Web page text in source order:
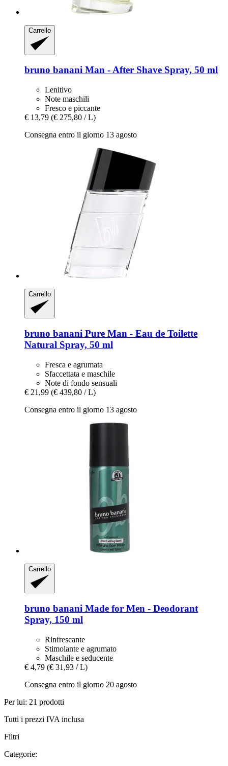
Carrello
bruno banani Man -​ After Shave Spray, 50 ml
Lenitivo
Note maschili
Fresco e piccante
€ 13,79 (€ 275,80 / L)
Consegna entro il giorno 13 agosto
Carrello
bruno banani Pure Man -​ Eau de Toilette
Natural Spray, 50 ml
Fresca e agrumata
Sfaccettata e maschile
Note di fondo sensuali
€ 21,99 (€ 439,80 / L)
Consegna entro il giorno 13 agosto
Carrello
bruno banani Made for Men -​ Deodorant
Spray, 150 ml
Rinfrescante
Stimolante e agrumato
Maschile e seducente
€ 4,79 (€ 31,93 / L)
Consegna entro il giorno 20 agosto
Per lui: 21 prodotti
Tutti i prezzi IVA inclusa
Filtri
Categorie: